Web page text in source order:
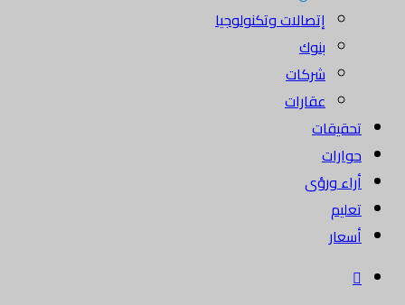
إتصالات وتكنولوجيا
بنوك
شركات
عقارات
تحقيقات
حوارات
أراء ورؤى
تعليم
أسعار
بحث